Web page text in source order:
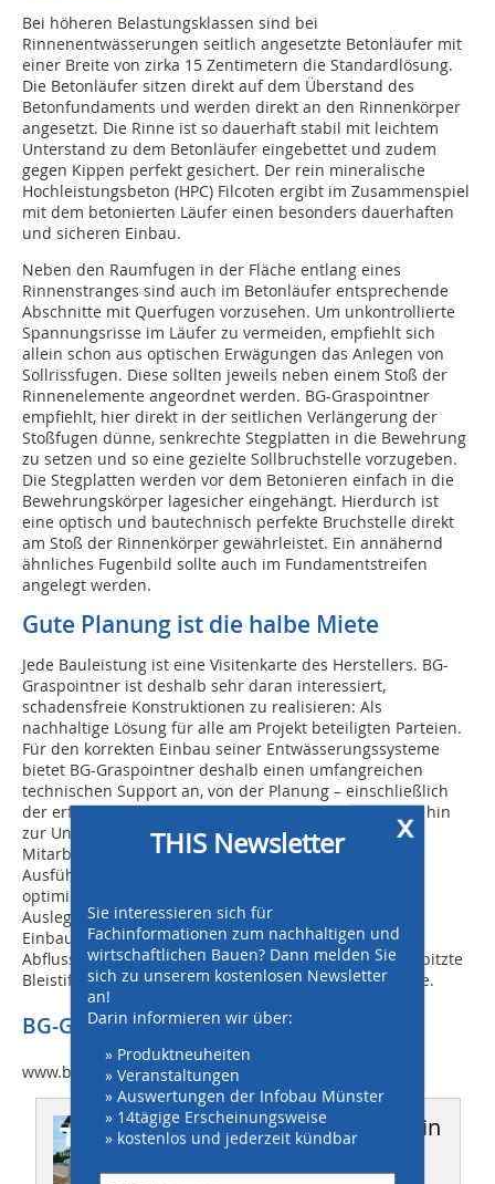
Bei höheren Belastungsklassen sind bei
Rinnenentwässerungen seitlich angesetzte Betonläufer mit
einer Breite von zirka 15 Zentimetern die Standardlösung.
Die Betonläufer sitzen direkt auf dem Überstand des
Betonfundaments und werden direkt an den Rinnenkörper
angesetzt. Die Rinne ist so dauerhaft stabil mit leichtem
Unterstand zu dem Betonläufer eingebettet und zudem
gegen Kippen perfekt gesichert. Der rein mineralische
Hochleistungsbeton (HPC) Filcoten ergibt im Zusammenspiel
mit dem betonierten Läufer einen besonders dauerhaften
und sicheren Einbau.
Neben den Raumfugen in der Fläche entlang eines
Rinnenstranges sind auch im Betonläufer entsprechende
Abschnitte mit Querfugen vorzusehen. Um unkontrollierte
Spannungsrisse im Läufer zu vermeiden, empfiehlt sich
allein schon aus optischen Erwägungen das Anlegen von
Sollrissfugen. Diese sollten jeweils neben einem Stoß der
Rinnenelemente angeordnet werden. BG-Graspointner
empfiehlt, hier direkt in der seitlichen Verlängerung der
Stoßfugen dünne, senkrechte Stegplatten in die Bewehrung
zu setzen und so eine gezielte Sollbruchstelle vorzugeben.
Die Stegplatten werden vor dem Betonieren einfach in die
Bewehrungskörper lagesicher eingehängt. Hierdurch ist
eine optisch und bautechnisch perfekte Bruchstelle direkt
am Stoß der Rinnenkörper gewährleistet. Ein annähernd
ähnliches Fugenbild sollte auch im Fundamentstreifen
angelegt werden.
Gute Planung ist die halbe Miete
Jede Bauleistung ist eine Visitenkarte des Herstellers. BG-
Graspointner ist deshalb sehr daran interessiert,
schadensfreie Konstruktionen zu realisieren: Als
nachhaltige Lösung für alle am Projekt beteiligten Parteien.
Für den korrekten Einbau seiner Entwässerungssysteme
bietet BG-Graspointner deshalb einen umfangreichen
technischen Support an, von der Planung – einschließlich
der erforderlichen hydraulischen Berechnungen – bis hin
zur Unterstützung direkt vor Ort durch geschulte
Mitarbeiter. Abgesehen von einer schadensfreien
Ausführung lassen sich Planungen gemeinsam häufig
optimieren. Für BG-Graspointner sind konstruktive
Auslegungen von Entwässerungsrinnen gemäß den
Einbaustellen der EN 1433 sowie Volumen- und
Abflussberechnungen etc. daily business und der gespitzte
Bleistift eines Vollprofis findet häufig Einsparpotentiale.
BG-Graspointner GmbH
www.bg-graspointner.com
Dieser Artikel erschien in
THIS 4/2024
x
THIS Newsletter
Sie interessieren sich für
Fachinformationen zum nachhaltigen und
wirtschaftlichen Bauen? Dann melden Sie
sich zu unserem kostenlosen Newsletter
an!
Darin informieren wir über:
» Produktneuheiten
» Veranstaltungen
» Auswertungen der Infobau Münster
» 14tägige Erscheinungsweise
» kostenlos und jederzeit kündbar